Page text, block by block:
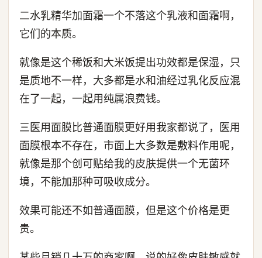
二水乳精华加面霜一个不落这个乳液和面霜啊，
它们的本质。
就像是这个稀饭和大米饭提出功效都是保湿，只
是质地不一样，大多都是水和油经过乳化反应混
在了一起，一起用纯属浪费钱。
三医用面膜比普通面膜更好用我家都说了，医用
面膜根本不存在，市面上大多数是敷料作用呢，
就像是那个创可贴给我的皮肤提供一个无菌环
境，不能加那种可吸收成分。
效果可能还不如普通面膜，但是这个价格是更
贵。